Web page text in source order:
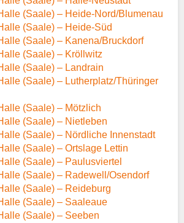
(Saale) – Heide-Nord/Blumenau
(Saale) – Heide-Süd
(Saale) – Kanena/Bruckdorf
(Saale) – Kröllwitz
(Saale) – Landrain
(Saale) – Lutherplatz/Thüringer
(Saale) – Mötzlich
(Saale) – Nietleben
(Saale) – Nördliche Innenstadt
(Saale) – Ortslage Lettin
(Saale) – Paulusviertel
(Saale) – Radewell/Osendorf
(Saale) – Reideburg
(Saale) – Saaleaue
(Saale) – Seeben